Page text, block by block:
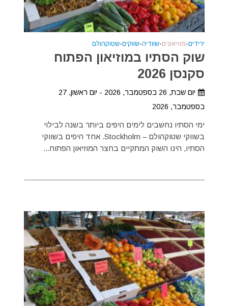
ירידים•מוזיאונים•שוודיה•שווקים•שטוקהולם
שוק הסתיו במוזיאון הפתוח
סקנסן 2026
יום שבת, 26 בספטמבר, 2026 - יום ראשון, 27
בספטמבר, 2026
ימי הסתיו נחשבים לימים היפים ביותר בשנה לבילוי
בשווקי שטוקהולם – Stockholm. אחד היפים בשווקי
הסתיו, הינו השוק המתקיים בחצר המוזיאון הפתוח...